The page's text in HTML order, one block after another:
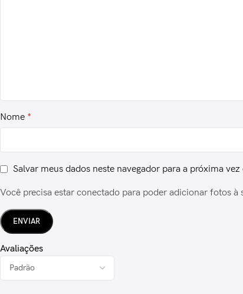
Avaliações
Nome *
Salvar meus dados neste navegador para a próxima
Você precisa estar conectado para poder adicionar fotos à